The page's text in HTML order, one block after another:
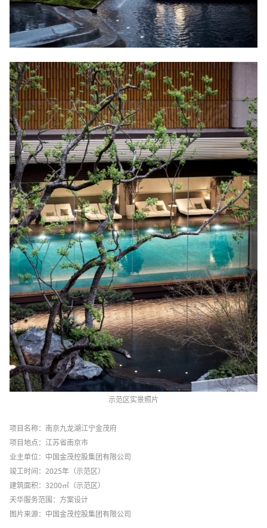
示范区实景照片
项目名称：南京九龙湖江宁金茂府
项目地点：江苏省南京市
业主单位：中国金茂控股集团有限公司
竣工时间：2025年（示范区）
建筑面积： 3200㎡ （示范区）
天华服务范围 ：方案设计
图片来源：中国金茂控股集团有限公司